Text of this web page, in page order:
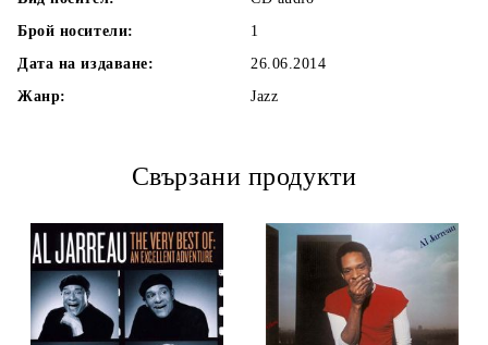
Брой носители:
1
Дата на издаване:
26.06.2014
Жанр:
Jazz
Свързани продукти